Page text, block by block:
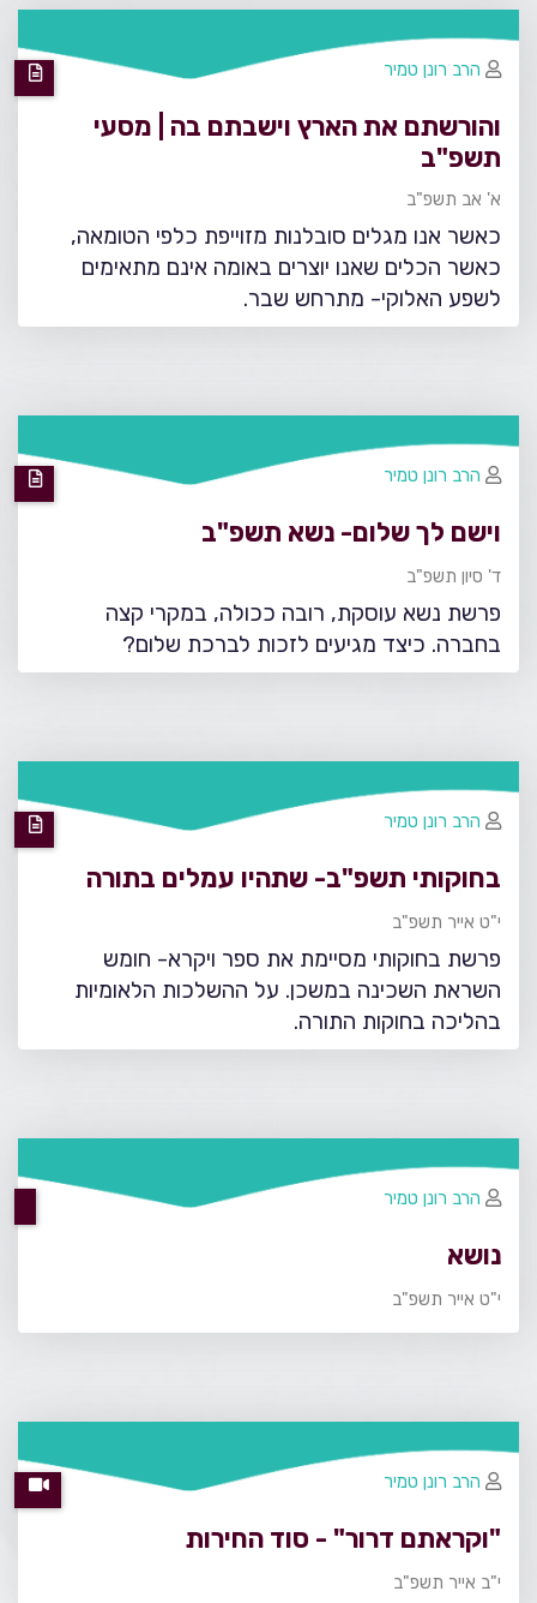
והורשתם את הארץ וישבתם בה | מסעי
תשפ"ב
א' אב תשפ"ב
כאשר אנו מגלים סובלנות מזוייפת כלפי הטומאה,
כאשר הכלים שאנו יוצרים באומה אינם מתאימים
לשפע האלוקי- מתרחש שבר.
הרב רונן טמיר
וישם לך שלום- נשא תשפ"ב
ד' סיון תשפ"ב
פרשת נשא עוסקת, רובה ככולה, במקרי קצה
בחברה. כיצד מגיעים לזכות לברכת שלום?
הרב רונן טמיר
בחוקותי תשפ"ב- שתהיו עמלים בתורה
י"ט אייר תשפ"ב
פרשת בחוקותי מסיימת את ספר ויקרא- חומש
השראת השכינה במשכן. על ההשלכות הלאומיות
בהליכה בחוקות התורה.
הרב רונן טמיר
נושא
י"ט אייר תשפ"ב
הרב רונן טמיר
"וקראתם דרור" - סוד החירות
י"ב אייר תשפ"ב
הרב רונן טמיר